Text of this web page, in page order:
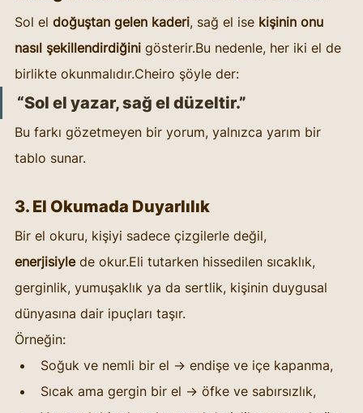
Sol el doğuştan gelen kaderi, sağ el ise kişinin onu
nasıl şekillendirdiğini gösterir.Bu nedenle, her iki el de
birlikte okunmalıdır.Cheiro şöyle der:
“Sol el yazar, sağ el düzeltir.”
Bu farkı gözetmeyen bir yorum, yalnızca yarım bir
tablo sunar.
3. El Okumada Duyarlılık
Bir el okuru, kişiyi sadece çizgilerle değil,
enerjisiyle de okur.Eli tutarken hissedilen sıcaklık,
gerginlik, yumuşaklık ya da sertlik, kişinin duygusal
dünyasına dair ipuçları taşır.
Örneğin:
Soğuk ve nemli bir el → endişe ve içe kapanma,
Sıcak ama gergin bir el → öfke ve sabırsızlık,